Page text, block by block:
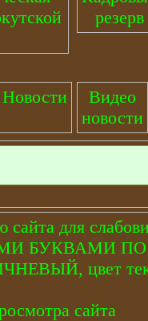
резерв
Новости
Видео
новости
сайта для
БУКВАМИ
цвет
сайта